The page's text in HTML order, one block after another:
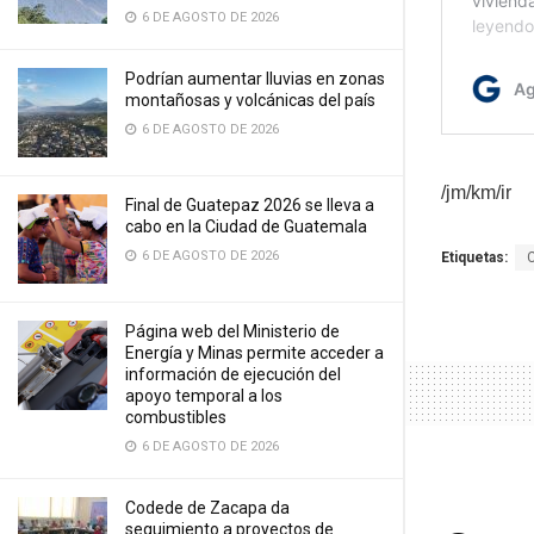
6 DE AGOSTO DE 2026
Podrían aumentar lluvias en zonas
montañosas y volcánicas del país
6 DE AGOSTO DE 2026
Final de Guatepaz 2026 se lleva a
cabo en la Ciudad de Guatemala
6 DE AGOSTO DE 2026
Página web del Ministerio de
Energía y Minas permite acceder a
información de ejecución del
apoyo temporal a los
combustibles
6 DE AGOSTO DE 2026
Codede de Zacapa da
seguimiento a proyectos de
/jm/km/ir
Etiquetas: